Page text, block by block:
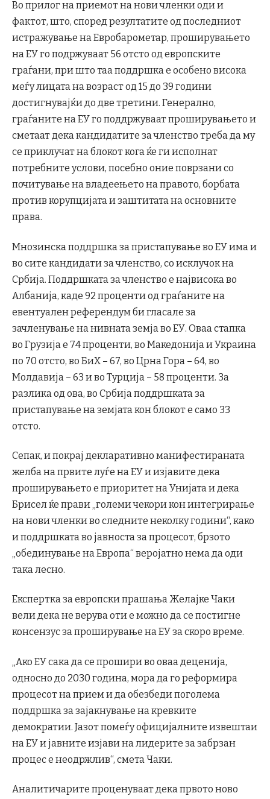
Во прилог на приемот на нови членки оди и
фактот, што, според резултатите од последниот
истражување на Евробарометар, проширувањето
на ЕУ го подржуваат 56 отсто од европските
граѓани, при што таа поддршка е особено висока
меѓу лицата на возраст од 15 до 39 години
достигнувајќи до две третини. Генерално,
граѓаните на ЕУ го поддржуваат проширувањето и
сметаат дека кандидатите за членство треба да му
се приклучат на блокот кога ќе ги исполнат
потребните услови, посебно оние поврзани со
почитување на владеењето на правото, борбата
против корупцијата и заштитата на основните
права.
Мнозинска поддршка за пристапување во ЕУ има и
во сите кандидати за членство, со исклучок на
Србија. Поддршката за членство е највисока во
Албанија, каде 92 проценти од граѓаните на
евентуален референдум би гласале за
зачленување на нивната земја во ЕУ. Оваа стапка
во Грузија е 74 проценти, во Македонија и Украина
по 70 отсто, во БиХ – 67, во Црна Гора – 64, во
Молдавија – 63 и во Турција – 58 проценти. За
разлика од ова, во Србија поддршката за
пристапување на земјата кон блокот е само 33
отсто.
Сепак, и покрај декларативно манифестираната
желба на првите луѓе на ЕУ и изјавите дека
проширувањето е приоритет на Унијата и дека
Брисел ќе прави „големи чекори кон интегрирање
на нови членки во следните неколку години“, како
и поддршката во јавноста за процесот, брзото
„обединување на Европа“ веројатно нема да оди
така лесно.
Експертка за европски прашања Желајке Чаки
вели дека не верува оти е можно да се постигне
консензус за проширување на ЕУ за скоро време.
„Ако ЕУ сака да се прошири во оваа деценија,
односно до 2030 година, мора да го реформира
процесот на прием и да обезбеди поголема
поддршка за зајакнување на кревките
демократии. Јазот помеѓу официјалните извештаи
на ЕУ и јавните изјави на лидерите за забрзан
процес е неодржлив“, смета Чаки.
Аналитичарите проценуваат дека првото ново